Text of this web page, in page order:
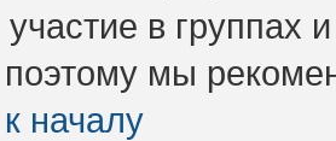
в группах
мы
началу